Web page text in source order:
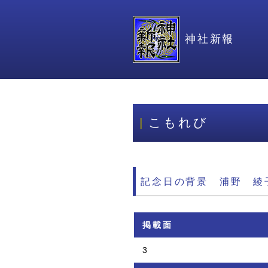
神社新報
こもれび
記念日の背景 浦野 綾
掲載面
3